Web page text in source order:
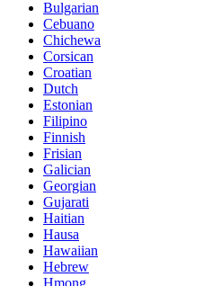
Bulgarian
Cebuano
Chichewa
Corsican
Croatian
Dutch
Estonian
Filipino
Finnish
Frisian
Galician
Georgian
Gujarati
Haitian
Hausa
Hawaiian
Hebrew
Hmong